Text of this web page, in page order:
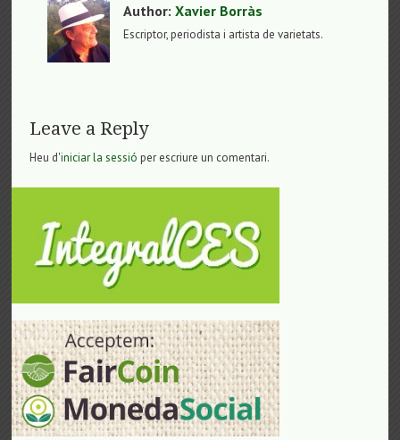
Author:Xavier Borràs
Escriptor, periodista i artista de varietats.
Leave a Reply
Heu d'iniciar la sessió per escriure un comentari.